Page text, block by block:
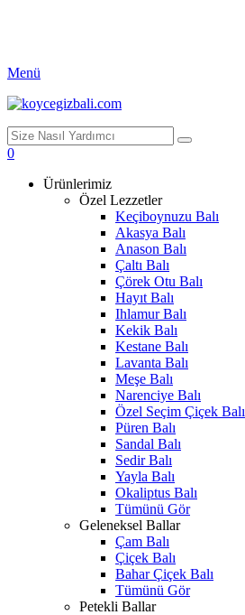
Menü
0
Ürünlerimiz
Özel Lezzetler
Keçiboynuzu Balı
Akasya Balı
Anason Balı
Çaltı Balı
Çörek Otu Balı
Hayıt Balı
Ihlamur Balı
Kekik Balı
Kestane Balı
Lavanta Balı
Meşe Balı
Narenciye Balı
Özel Seçim Çiçek Balı
Püren Balı
Sandal Balı
Sedir Balı
Yayla Balı
Okaliptus Balı
Tümünü Gör
Geleneksel Ballar
Çam Balı
Çiçek Balı
Bahar Çiçek Balı
Tümünü Gör
Petekli Ballar